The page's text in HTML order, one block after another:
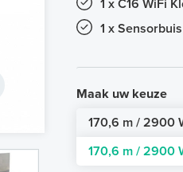
1 x C16 WiFi
1 x Sensorbuis
Maak uw keuze
170,6 m / 2900
170,6 m / 2900